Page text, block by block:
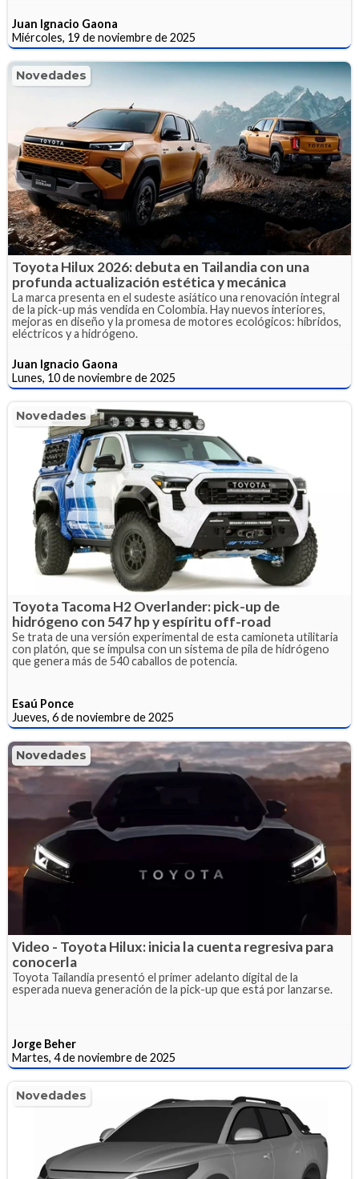
Juan Ignacio Gaona
Miércoles, 19 de noviembre de 2025
Novedades
Toyota Hilux 2026: debuta en Tailandia con una
profunda actualización estética y mecánica
La marca presenta en el sudeste asiático una renovación integral
de la pick-up más vendida en Colombia. Hay nuevos interiores,
mejoras en diseño y la promesa de motores ecológicos: híbridos,
eléctricos y a hidrógeno.
Juan Ignacio Gaona
Lunes, 10 de noviembre de 2025
Novedades
Toyota Tacoma H2 Overlander: pick-up de
hidrógeno con 547 hp y espíritu off-road
Se trata de una versión experimental de esta camioneta utilitaria
con platón, que se impulsa con un sistema de pila de hidrógeno
que genera más de 540 caballos de potencia.
Esaú Ponce
Jueves, 6 de noviembre de 2025
Novedades
Video - Toyota Hilux: inicia la cuenta regresiva para
conocerla
Toyota Tailandia presentó el primer adelanto digital de la
esperada nueva generación de la pick-up que está por lanzarse.
Jorge Beher
Martes, 4 de noviembre de 2025
Novedades